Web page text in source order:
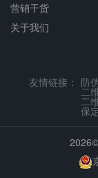
营销干货
关于我们
友情链接： 防
二
二
保